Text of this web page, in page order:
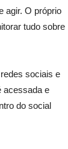
agir. O próprio
tudo sobre
sociais e
acessada e
do social